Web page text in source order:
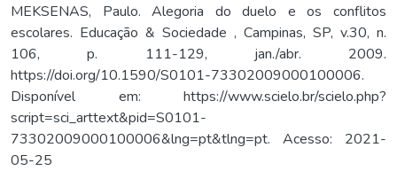
MEKSENAS, Paulo. Alegoria do duelo e os conflitos
escolares. Educação & Sociedade , Campinas, SP, v.30, n.
106, p. 111-129, jan./abr. 2009.
https://doi.org/10.1590/S0101-73302009000100006.
Disponível em: https://www.scielo.br/scielo.php?
script=sci_arttext&pid=S0101-
73302009000100006&lng=pt&tlng=pt. Acesso: 2021-
05-25